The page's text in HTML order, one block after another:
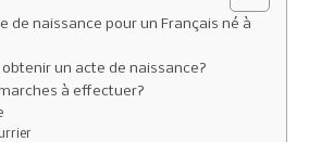
de naissance pour un Français né à
obtenir un acte de naissance?
à effectuer?